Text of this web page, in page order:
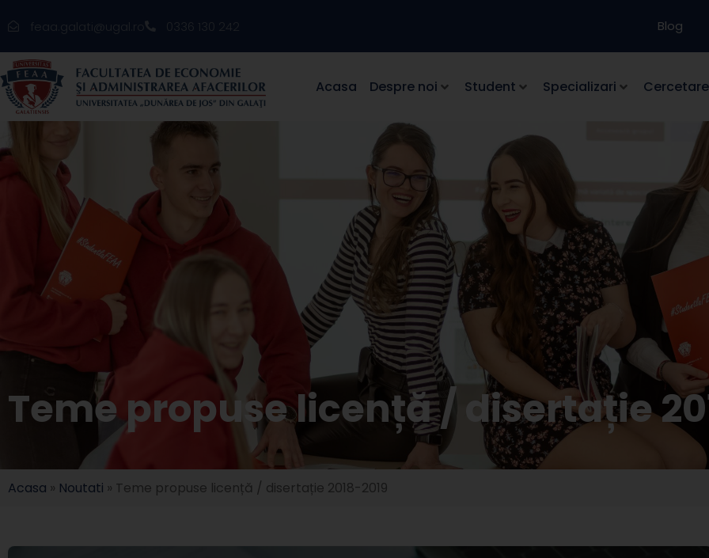
feaa.galati@ugal.ro 0336 130 242 Blog
Acasa Despre noi Student Specializari Cercetare
Teme propuse licență / disertație
Acasa » Noutati » Teme propuse licență / disertație 2018-2019